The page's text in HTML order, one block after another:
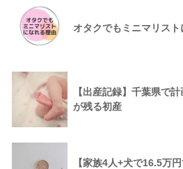
オタクでもミニマリス
【出産記録】千葉県で
が残る初産
【家族4人+犬で16.5万